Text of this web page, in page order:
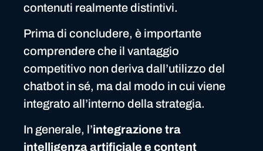
contenuti realmente distintivi.
Prima di concludere, è importante
comprendere che il vantaggio
competitivo non deriva dall’utilizzo del
chatbot in sé, ma dal modo in cui viene
integrato all’interno della strategia.
In generale, l’integrazione tra
intelligenza artificiale e content